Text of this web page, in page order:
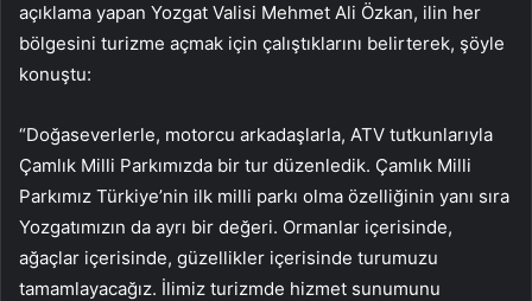
açıklama yapan Yozgat Valisi Mehmet Ali Özkan, ilin her
bölgesini turizme açmak için çalıştıklarını belirterek, şöyle
konuştu:
“Doğaseverlerle, motorcu arkadaşlarla, ATV tutkunlarıyla
Çamlık Milli Parkımızda bir tur düzenledik. Çamlık Milli
Parkımız Türkiye’nin ilk milli parkı olma özelliğinin yanı sıra
Yozgatımızın da ayrı bir değeri. Ormanlar içerisinde,
ağaçlar içerisinde, güzellikler içerisinde turumuzu
tamamlayacağız. İlimiz turizmde hizmet sunumunu